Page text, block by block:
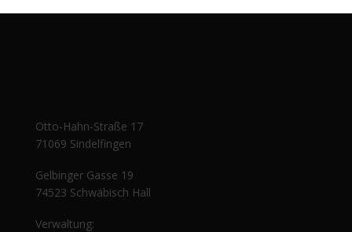
Otto-Hahn-Straße 17
71069 Sindelfingen
Gelbinger Gasse 19
74523 Schwäbisch Hall
Verwaltung: